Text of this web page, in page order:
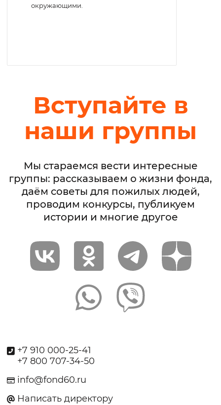
окружающими.
Вступайте в
наши группы
Мы стараемся вести интересные
группы: рассказываем о жизни фонда,
даём советы для пожилых людей,
проводим конкурсы, публикуем
истории и многие другое
+7 910 000-25-41
+7 800 707-34-50
info@fond60.ru
Написать директору